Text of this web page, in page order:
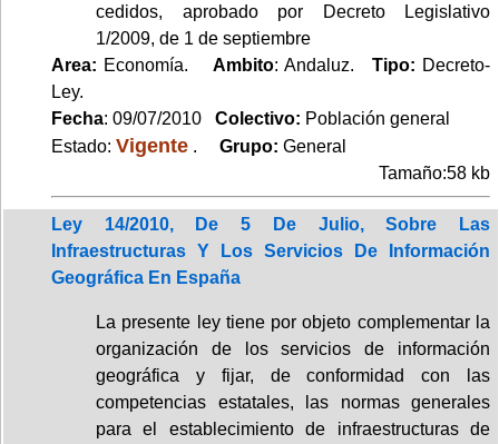
cedidos, aprobado por Decreto Legislativo
1/2009, de 1 de septiembre
Area: Economía. Ambito: Andaluz.Tipo: Decreto-
Ley.
Fecha: 09/07/2010 Colectivo: Población general
Estado: Vigente . Grupo: General
Tamaño:58 kb
Ley 14/2010, De 5 De Julio, Sobre Las
Infraestructuras Y Los Servicios De Información
Geográfica En España
La presente ley tiene por objeto complementar la
organización de los servicios de información
geográfica y fijar, de conformidad con las
competencias estatales, las normas generales
para el establecimiento de infraestructuras de